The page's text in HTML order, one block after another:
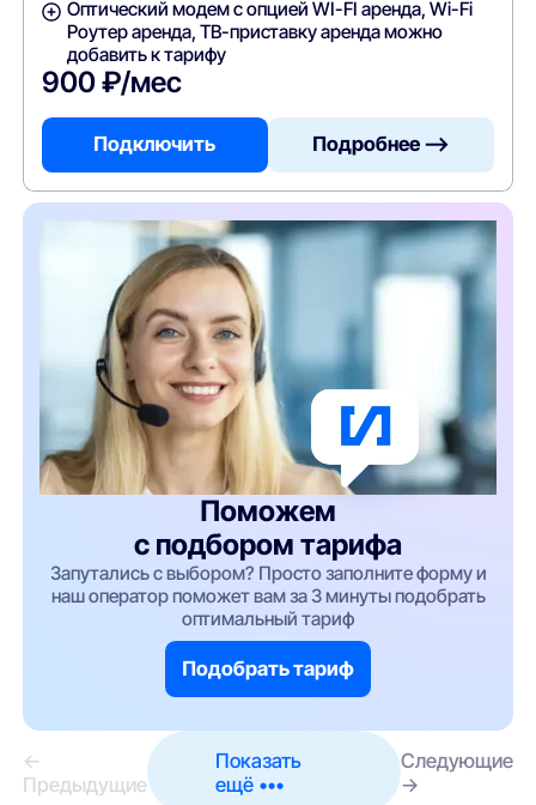
Оптический модем с опцией WI-FI аренда, Wi-Fi
Роутер аренда, ТВ-приставку аренда можно
добавить к тарифу
900 ₽/мес
Подключить Подробнее —>
Поможем
с подбором тарифа
Запутались с выбором? Просто заполните форму и
наш оператор поможет вам за 3 минуты подобрать
оптимальный тариф
Подобрать тариф
←
Предыдущие
Показать
ещё •••
Следующие
→